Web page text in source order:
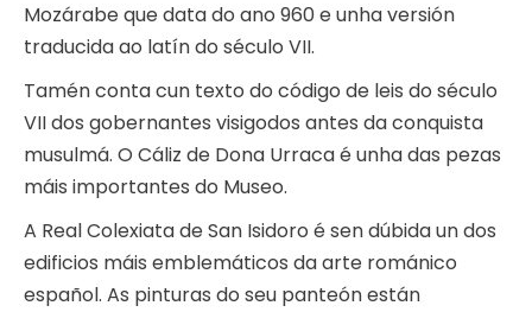
Mozárabe que data do ano 960 e unha versión
traducida ao latín do século VII.
Tamén conta cun texto do código de leis do século
VII dos gobernantes visigodos antes da conquista
musulmá. O Cáliz de Dona Urraca é unha das pezas
máis importantes do Museo.
A Real Colexiata de San Isidoro é sen dúbida un dos
edificios máis emblemáticos da arte románico
español. As pinturas do seu panteón están